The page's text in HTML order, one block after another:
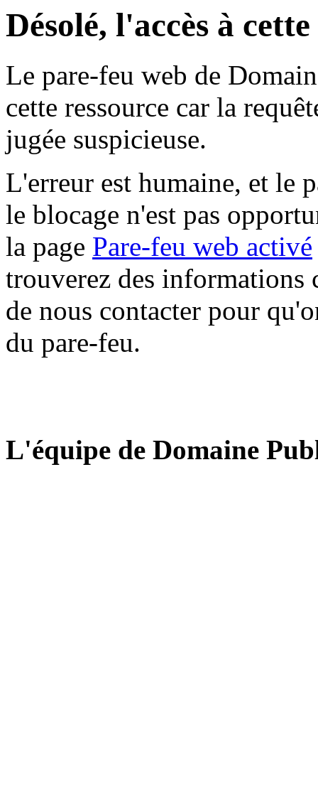
Désolé, l'accès à
Le pare-feu web de
cette ressource car la
jugée suspicieuse.
L'erreur est humaine, et le
le blocage n'est pas
la page Pare-feu web activé
trouverez des informations
de nous contacter pour
du pare-feu.
L'équipe de Domaine